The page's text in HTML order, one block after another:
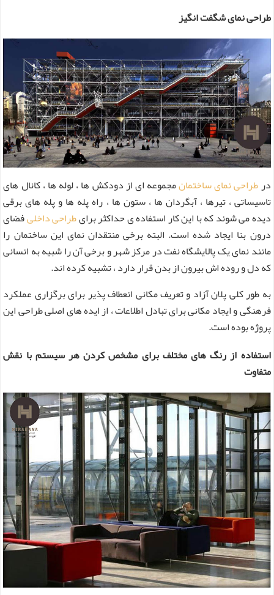
طراحی نمای شگفت انگیز
درطراحی نمای ساختمانمجموعه ای از دودکش ها ، لوله ها ، کانال های
تاسیساتی ، تیرها ، آبگردان ها ، ستون ها ، راه پله ها و پله های برقی
دیده می شوند که با این کار استفاده ی حداکثر برایطراحی داخلیفضای
درون بنا ایجاد شده است. البته برخی منتقدان نمای این ساختمان را
مانند نمای یک پالایشگاه نفت در مرکز شهر و برخی آن را شبیه به انسانی
که دل و روده اش بیرون از بدن قرار دارد ، تشبیه کرده اند.
به طور کلی پلان آزاد و تعریف مکانی انعطاف پذیر برای برگزاری عملکرد
فرهنگی و ایجاد مکانی برای تبادل اطلاعات ، از ایده های اصلی طراحی این
پروژه بوده است.
استفاده از رنگ های مختلف برای مشخص کردن هر سیستم با نقش
متفاوت